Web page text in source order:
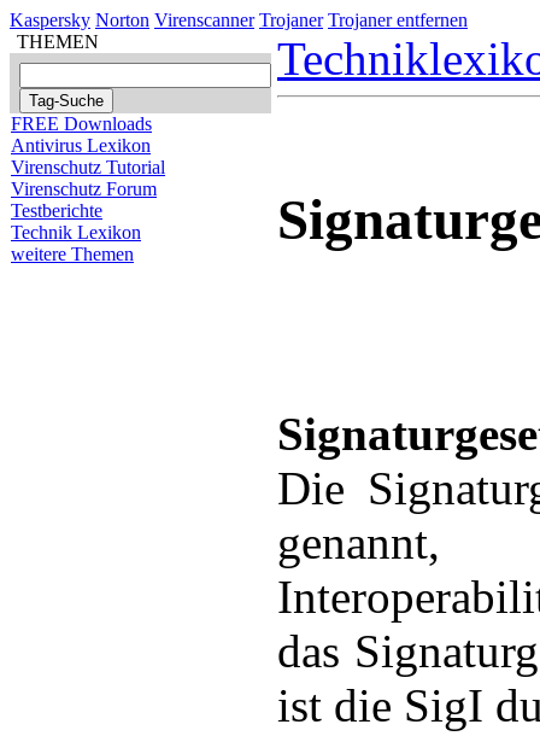
Kaspersky Norton Virenscanner Trojaner Trojaner entfernen
THEMEN
FREE Downloads
Antivirus Lexikon
Virenschutz Tutorial
Virenschutz Forum
Testberichte
Technik Lexikon
weitere Themen
Die
das
ist die SigI